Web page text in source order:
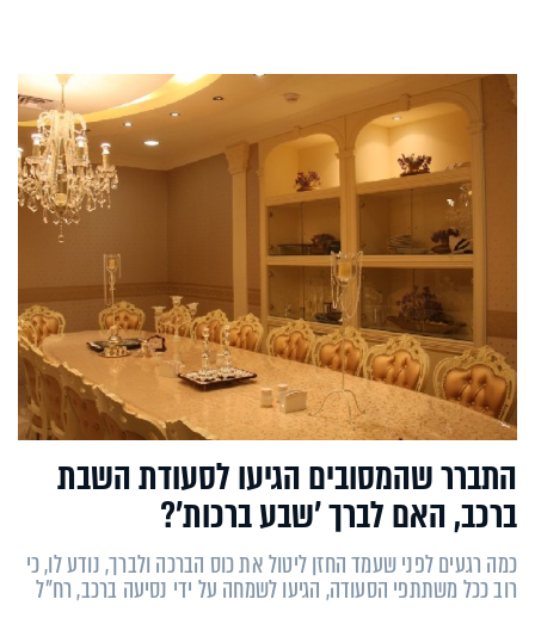
התברר שהמסובים הגיעו לסעודת השבת
ברכב, האם לברך ’שבע ברכות’?
כמה רגעים לפני שעמד החזן ליטול את כוס הברכה ולברך, נודע לו, כי
רוב ככל משתתפי הסעודה, הגיעו לשמחה על ידי נסיעה ברכב, רח"ל